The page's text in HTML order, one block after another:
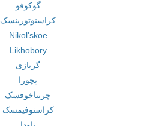
گوکوفو
کراسنوتورینسک
Nikol'skoe
Likhobory
گریازی
پچورا
چرنیاخوفسک
کراسنوفیمسک